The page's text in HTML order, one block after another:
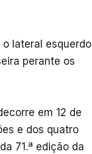
lateral esquerdo
perante os
em 12 de
e dos quatro
71.ª edição da